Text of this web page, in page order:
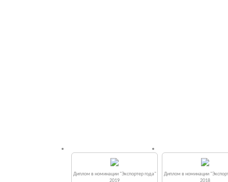
Диплом в номинации "Экспортер года"
2019
Диплом в номинации
2018